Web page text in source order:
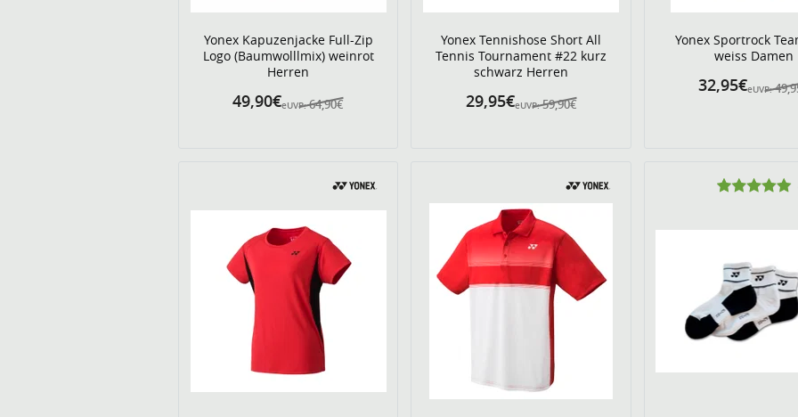
Yonex Kapuzenjacke Full-Zip
Logo (Baumwolllmix) weinrot
Herren
eUVP: 64,90€
49,90€
Yonex Tennishose Short All
Tennis Tournament #22 kurz
schwarz Herren
eUVP: 59,90€
29,95€
Yonex Sportrock
weiss Damen
eUVP:
32,95€